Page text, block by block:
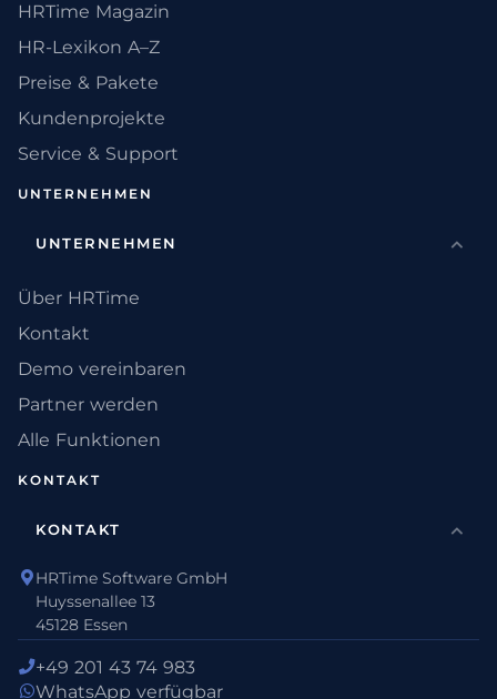
HRTime Magazin
HR-Lexikon A–Z
Preise & Pakete
Kundenprojekte
Service & Support
UNTERNEHMEN
UNTERNEHMEN
Über HRTime
Kontakt
Demo vereinbaren
Partner werden
Alle Funktionen
KONTAKT
KONTAKT
HRTime Software GmbH
Huyssenallee 13
45128 Essen
+49 201 43 74 983
WhatsApp verfügbar